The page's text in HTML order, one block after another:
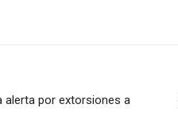
alerta por extorsiones a